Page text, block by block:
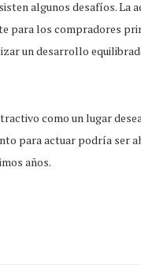
algunos desafíos. La
para los compradores
un desarrollo
como un lugar
para actuar podría ser
años.